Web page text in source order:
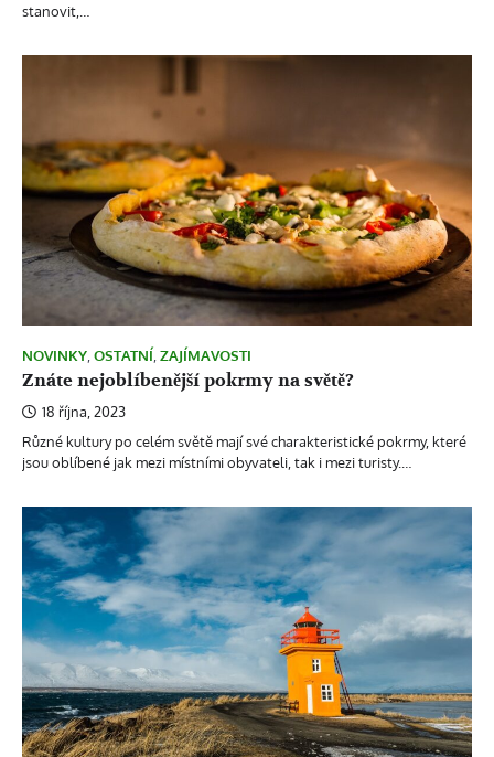
stanovit,…
NOVINKY,OSTATNÍ,ZAJÍMAVOSTI
Znáte nejoblíbenější pokrmy na světě?
18 října, 2023
Různé kultury po celém světě mají své charakteristické pokrmy, které
jsou oblíbené jak mezi místními obyvateli, tak i mezi turisty.…